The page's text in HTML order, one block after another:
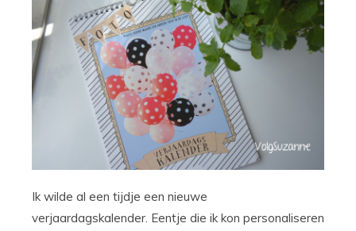
Ik wilde al een tijdje een nieuwe
verjaardagskalender. Eentje die ik kon personaliseren